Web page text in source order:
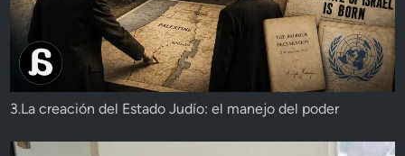
3.La creación del Estado Judío: el manejo del poder